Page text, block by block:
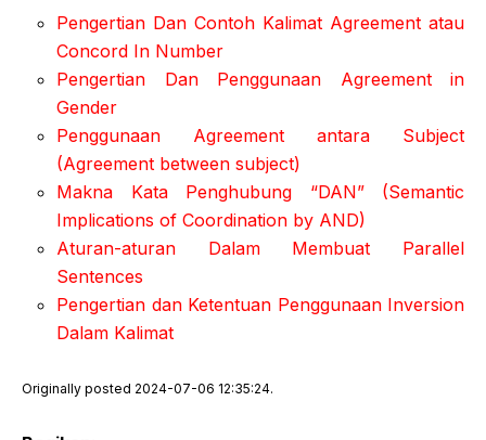
Pengertian Dan Contoh Kalimat Agreement atau
Concord In Number
Pengertian Dan Penggunaan Agreement in
Gender
Penggunaan Agreement antara Subject
(Agreement between subject)
Makna Kata Penghubung “DAN” (Semantic
Implications of Coordination by AND)
Aturan-aturan Dalam Membuat Parallel
Sentences
Pengertian dan Ketentuan Penggunaan Inversion
Dalam Kalimat
Originally posted 2024-07-06 12:35:24.